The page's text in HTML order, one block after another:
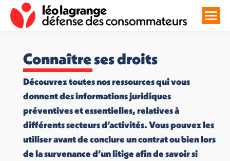
Connaître ses droits
Découvrez toutes nos ressources qui vous
donnent des informations juridiques
préventives et essentielles, relatives à
différents secteurs d’activités. Vous pouvez les
utiliser avant de conclure un contrat ou bien lors
de la survenance d’un litige afin de savoir si